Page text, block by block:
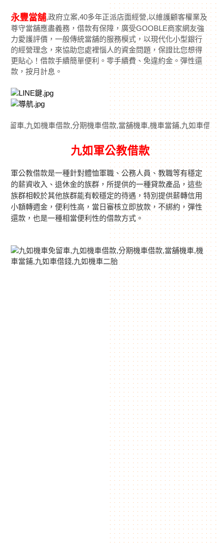
永豐當舖,政府立案,40多年正派店面經營,以維護顧客權業及
尊守當舖應盡義務，借款有保障，廣受GOOBLE商家網友強
力愛護評價，一般傳統當舖的服務模式，以現代化小型銀行
的經營理念，來協助您處裡惱人的資金問題，保證比您想得
更貼心！借款手續簡單便利。零手續費、免違約金。彈性還
款，按月計息。
,九如機車借款,分期機車借款,當舖機車,機車當鋪,九如車借錢,九
九如軍公教借款
軍公教借款是一種針對體恤軍職、公務人員、教職等有穩定
的薪資收入、退休金的族群，所提供的一種貸款產品，這些
族群相較於其他族群能有較穩定的待遇，特別提供薪轉信用
小額轉週金，便利性高，當日審核立即放款，不綁約，彈性
還款，也是一種相當便利性的借款方式。